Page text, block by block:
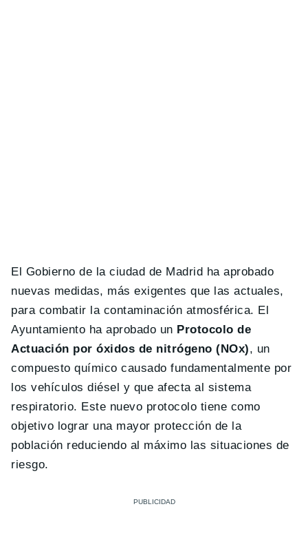
El Gobierno de la ciudad de Madrid ha aprobado
nuevas medidas, más exigentes que las actuales,
para combatir la contaminación atmosférica. El
Ayuntamiento ha aprobado un Protocolo de
Actuación por óxidos de nitrógeno (NOx), un
compuesto químico causado fundamentalmente por
los vehículos diésel y que afecta al sistema
respiratorio. Este nuevo protocolo tiene como
objetivo lograr una mayor protección de la
población reduciendo al máximo las situaciones de
riesgo.